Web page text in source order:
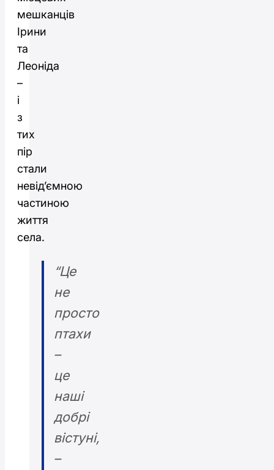
мешканців
Ірини
та
Леоніда
–
і
з
тих
пір
стали
невід’ємною
частиною
життя
села.
“Це
не
просто
птахи
–
це
наші
добрі
вістуні,
–